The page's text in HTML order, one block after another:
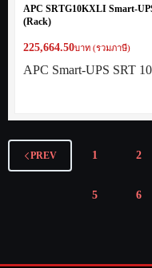
APC SRTG10KXLI Smart-
(Rack)
225,664.50บาท (รวมภาษี)
APC Smart-UPS SRT
PREV 1 2
5 6